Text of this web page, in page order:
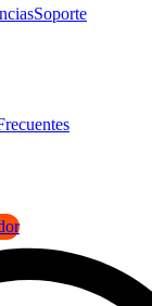
Soporte